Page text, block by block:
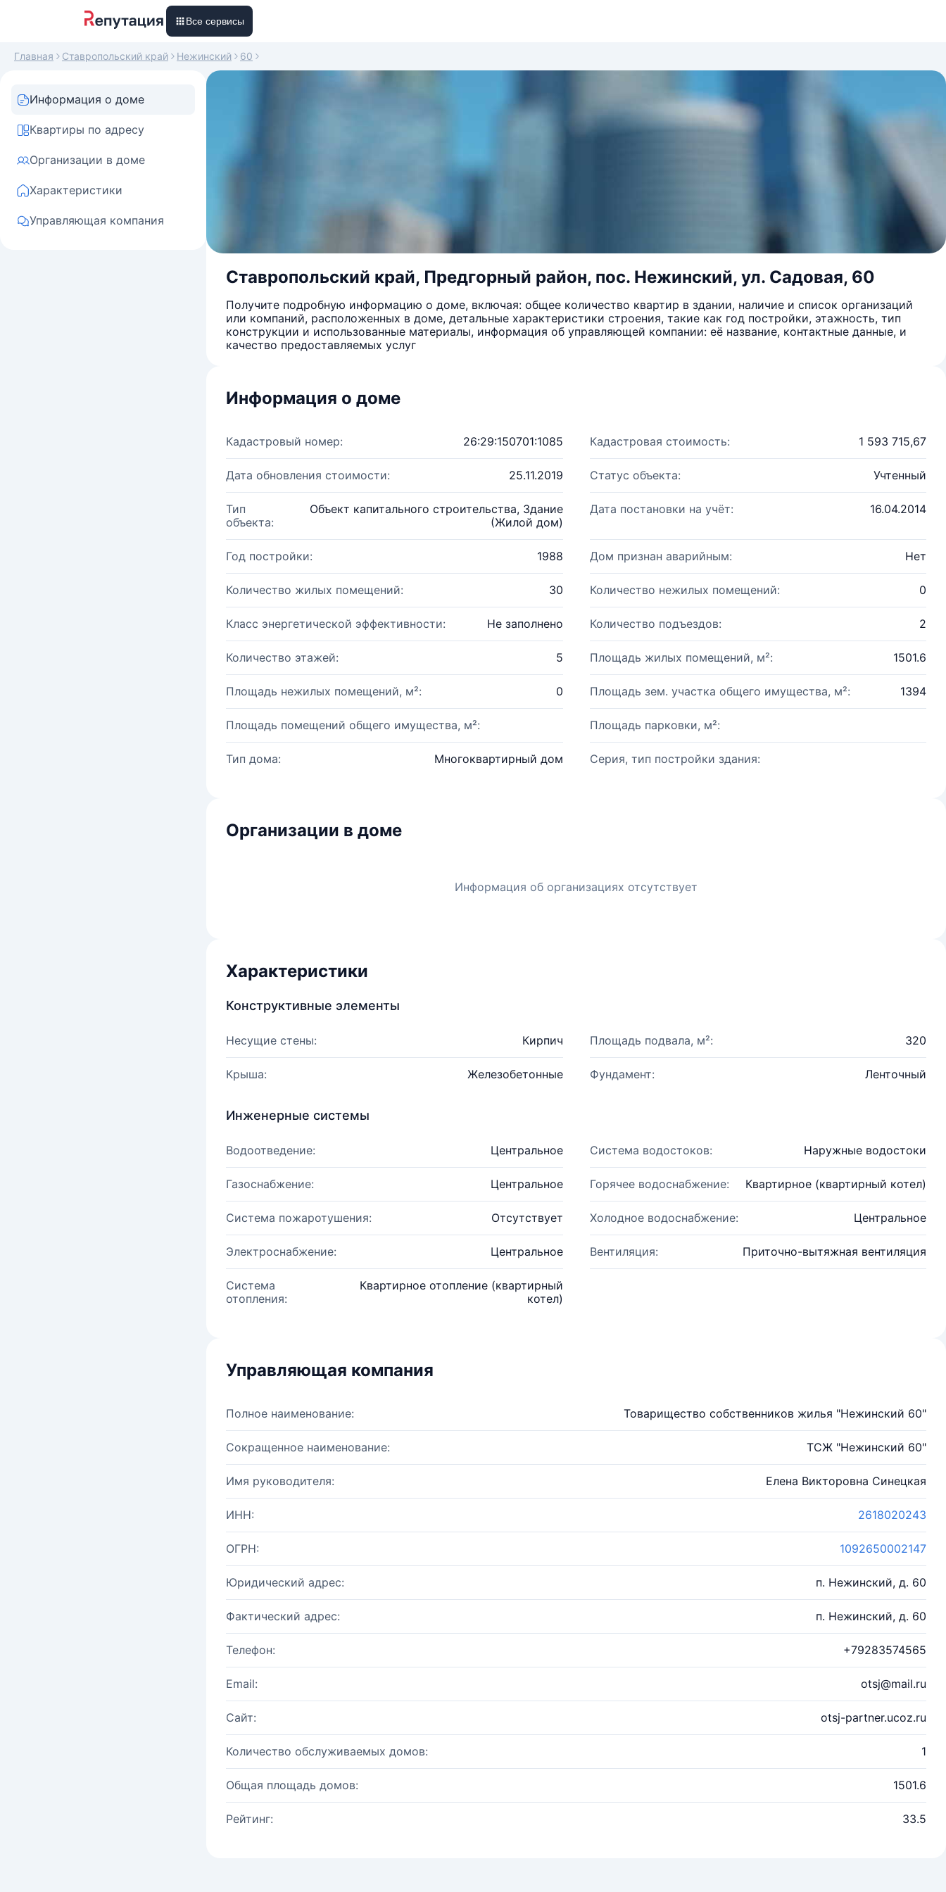
Все сервисы
Главная Ставропольский край Нежинский 60
Информация о доме
Квартиры по адресу
Организации в доме
Характеристики
Управляющая компания
Ставропольский край, Предгорный район, пос. Нежинский, ул. Садовая, 60
Получите подробную информацию о доме, включая: общее количество квартир в здании, наличие и список организаций
или компаний, расположенных в доме, детальные характеристики строения, такие как год постройки, этажность, тип
конструкции и использованные материалы, информация об управляющей компании: её название, контактные данные, и
качество предоставляемых услуг
Информация о доме
Кадастровый номер: 26:29:150701:1085 Кадастровая стоимость: 1 593 715,67
Дата обновления стоимости: 25.11.2019 Статус объекта: Учтенный
Тип
объекта:
Объект капитального строительства, Здание
(Жилой дом)
Дата постановки на учёт: 16.04.2014
Год постройки: 1988 Дом признан аварийным: Нет
Количество жилых помещений: 30 Количество нежилых помещений: 0
Класс энергетической эффективности: Не заполнено Количество подъездов: 2
Количество этажей: 5 Площадь жилых помещений, м²: 1501.6
Площадь нежилых помещений, м²: 0 Площадь зем. участка общего имущества, м²: 1394
Площадь помещений общего имущества, м²: Площадь парковки, м²:
Тип дома: Многоквартирный дом Серия, тип постройки здания:
Организации в доме
Информация об организациях отсутствует
Характеристики
Конструктивные элементы
Несущие стены: Кирпич Площадь подвала, м²: 320
Крыша: Железобетонные Фундамент: Ленточный
Инженерные системы
Водоотведение: Центральное Система водостоков: Наружные водостоки
Газоснабжение: Центральное Горячее водоснабжение: Квартирное (квартирный котел)
Система пожаротушения: Отсутствует Холодное водоснабжение: Центральное
Электроснабжение: Центральное Вентиляция: Приточно-вытяжная вентиляция
Система
отопления:
Квартирное отопление (квартирный
котел)
Управляющая компания
Полное наименование: Товарищество собственников жилья "Нежинский 60"
Сокращенное наименование: ТСЖ "Нежинский 60"
Имя руководителя: Елена Викторовна Синецкая
ИНН: 2618020243
ОГРН: 1092650002147
Юридический адрес: п. Нежинский, д. 60
Фактический адрес: п. Нежинский, д. 60
Телефон: +79283574565
Email: otsj@mail.ru
Сайт: otsj-partner.ucoz.ru
Количество обслуживаемых домов: 1
Общая площадь домов: 1501.6
Рейтинг: 33.5